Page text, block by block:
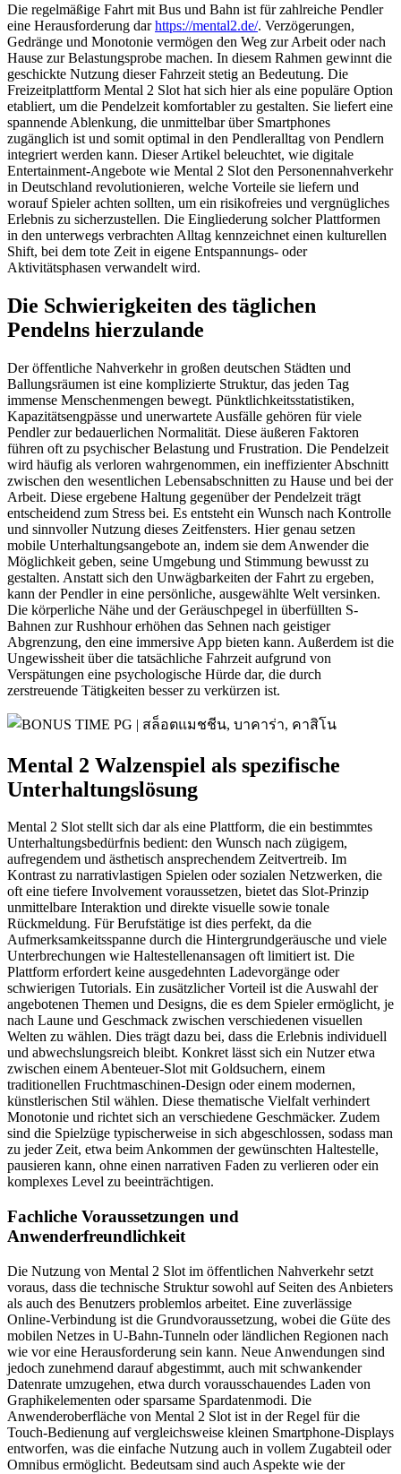
Die regelmäßige Fahrt mit Bus und Bahn ist für zahlreiche Pendler
eine Herausforderung darhttps://mental2.de/. Verzögerungen,
Gedränge und Monotonie vermögen den Weg zur Arbeit oder nach
Hause zur Belastungsprobe machen. In diesem Rahmen gewinnt die
geschickte Nutzung dieser Fahrzeit stetig an Bedeutung. Die
Freizeitplattform Mental 2 Slot hat sich hier als eine populäre Option
etabliert, um die Pendelzeit komfortabler zu gestalten. Sie liefert eine
spannende Ablenkung, die unmittelbar über Smartphones
zugänglich ist und somit optimal in den Pendleralltag von Pendlern
integriert werden kann. Dieser Artikel beleuchtet, wie digitale
Entertainment-Angebote wie Mental 2 Slot den Personennahverkehr
in Deutschland revolutionieren, welche Vorteile sie liefern und
worauf Spieler achten sollten, um ein risikofreies und vergnügliches
Erlebnis zu sicherzustellen. Die Eingliederung solcher Plattformen
in den unterwegs verbrachten Alltag kennzeichnet einen kulturellen
Shift, bei dem tote Zeit in eigene Entspannungs- oder
Aktivitätsphasen verwandelt wird.
Die Schwierigkeiten des täglichen
Pendelns hierzulande
Der öffentliche Nahverkehr in großen deutschen Städten und
Ballungsräumen ist eine komplizierte Struktur, das jeden Tag
immense Menschenmengen bewegt. Pünktlichkeitsstatistiken,
Kapazitätsengpässe und unerwartete Ausfälle gehören für viele
Pendler zur bedauerlichen Normalität. Diese äußeren Faktoren
führen oft zu psychischer Belastung und Frustration. Die Pendelzeit
wird häufig als verloren wahrgenommen, ein ineffizienter Abschnitt
zwischen den wesentlichen Lebensabschnitten zu Hause und bei der
Arbeit. Diese ergebene Haltung gegenüber der Pendelzeit trägt
entscheidend zum Stress bei. Es entsteht ein Wunsch nach Kontrolle
und sinnvoller Nutzung dieses Zeitfensters. Hier genau setzen
mobile Unterhaltungsangebote an, indem sie dem Anwender die
Möglichkeit geben, seine Umgebung und Stimmung bewusst zu
gestalten. Anstatt sich den Unwägbarkeiten der Fahrt zu ergeben,
kann der Pendler in eine persönliche, ausgewählte Welt versinken.
Die körperliche Nähe und der Geräuschpegel in überfüllten S-
Bahnen zur Rushhour erhöhen das Sehnen nach geistiger
Abgrenzung, den eine immersive App bieten kann. Außerdem ist die
Ungewissheit über die tatsächliche Fahrzeit aufgrund von
Verspätungen eine psychologische Hürde dar, die durch
zerstreuende Tätigkeiten besser zu verkürzen ist.
Mental 2 Walzenspiel als spezifische
Unterhaltungslösung
Mental 2 Slot stellt sich dar als eine Plattform, die ein bestimmtes
Unterhaltungsbedürfnis bedient: den Wunsch nach zügigem,
aufregendem und ästhetisch ansprechendem Zeitvertreib. Im
Kontrast zu narrativlastigen Spielen oder sozialen Netzwerken, die
oft eine tiefere Involvement voraussetzen, bietet das Slot-Prinzip
unmittelbare Interaktion und direkte visuelle sowie tonale
Rückmeldung. Für Berufstätige ist dies perfekt, da die
Aufmerksamkeitsspanne durch die Hintergrundgeräusche und viele
Unterbrechungen wie Haltestellenansagen oft limitiert ist. Die
Plattform erfordert keine ausgedehnten Ladevorgänge oder
schwierigen Tutorials. Ein zusätzlicher Vorteil ist die Auswahl der
angebotenen Themen und Designs, die es dem Spieler ermöglicht, je
nach Laune und Geschmack zwischen verschiedenen visuellen
Welten zu wählen. Dies trägt dazu bei, dass die Erlebnis individuell
und abwechslungsreich bleibt. Konkret lässt sich ein Nutzer etwa
zwischen einem Abenteuer-Slot mit Goldsuchern, einem
traditionellen Fruchtmaschinen-Design oder einem modernen,
künstlerischen Stil wählen. Diese thematische Vielfalt verhindert
Monotonie und richtet sich an verschiedene Geschmäcker. Zudem
sind die Spielzüge typischerweise in sich abgeschlossen, sodass man
zu jeder Zeit, etwa beim Ankommen der gewünschten Haltestelle,
pausieren kann, ohne einen narrativen Faden zu verlieren oder ein
komplexes Level zu beeinträchtigen.
Fachliche Voraussetzungen und
Anwenderfreundlichkeit
Die Nutzung von Mental 2 Slot im öffentlichen Nahverkehr setzt
voraus, dass die technische Struktur sowohl auf Seiten des Anbieters
als auch des Benutzers problemlos arbeitet. Eine zuverlässige
Online-Verbindung ist die Grundvoraussetzung, wobei die Güte des
mobilen Netzes in U-Bahn-Tunneln oder ländlichen Regionen nach
wie vor eine Herausforderung sein kann. Neue Anwendungen sind
jedoch zunehmend darauf abgestimmt, auch mit schwankender
Datenrate umzugehen, etwa durch vorausschauendes Laden von
Graphikelementen oder sparsame Spardatenmodi. Die
Anwenderoberfläche von Mental 2 Slot ist in der Regel für die
Touch-Bedienung auf vergleichsweise kleinen Smartphone-Displays
entworfen, was die einfache Nutzung auch in vollem Zugabteil oder
Omnibus ermöglicht. Bedeutsam sind auch Aspekte wie der